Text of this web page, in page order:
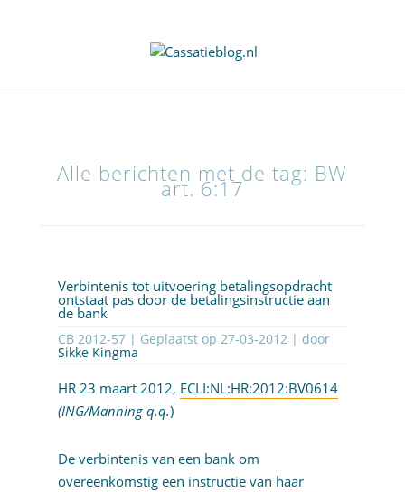
Alle berichten met de tag: BW
art. 6:17
Verbintenis tot uitvoering betalingsopdracht
ontstaat pas door de betalingsinstructie aan
de bank
CB 2012-57 | Geplaatst op 27-03-2012| door
Sikke Kingma
HR 23 maart 2012, ECLI:NL:HR:2012:BV0614
(ING/Manning q.q.)
De verbintenis van een bank om
overeenkomstig een instructie van haar